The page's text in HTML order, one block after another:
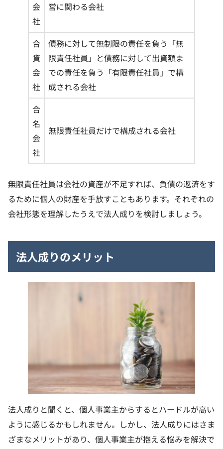
会
社
営に関わる会社
合
資
会
社
債務に対して無制限の責任を負う「無
限責任社員」と債務に対して出資額ま
での責任を負う「有限責任社員」で構
成される会社
合
名
会
社
無限責任社員だけで構成される会社
無限責任社員は会社の資産が不足すれば、負債の返済をす
るために個人の財産を手放すこともあります。それぞれの
会社形態を理解したうえで法人成りを検討しましょう。
法人成りのメリット
法人成りと聞くと、個人事業主からするとハードルが高い
ように感じるかもしれません。しかし、法人成りにはさま
ざまなメリットがあり、個人事業主が抱える悩みを解決で